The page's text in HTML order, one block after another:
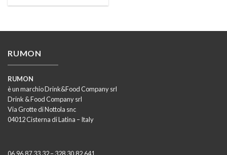
RUMON
RUMON
è un marchio Drink&Food Company srl
Drink & Food Company srl
Via Grotte di Nottola snc
04012 Cisterna di Latina – Italy